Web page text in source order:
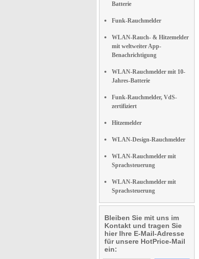
Batterie
Funk-Rauchmelder
WLAN-Rauch- & Hitzemelder
mit weltweiter App-
Benachrichtigung
WLAN-Rauchmelder mit 10-
Jahres-Batterie
Funk-Rauchmelder, VdS-
zertifiziert
Hitzemelder
WLAN-Design-Rauchmelder
WLAN-Rauchmelder mit
Sprachsteuerung
WLAN-Rauchmelder mit
Sprachsteuerung
Bleiben Sie mit uns im
Kontakt und tragen Sie
hier Ihre E-Mail-Adresse
für unsere HotPrice-Mail
ein: